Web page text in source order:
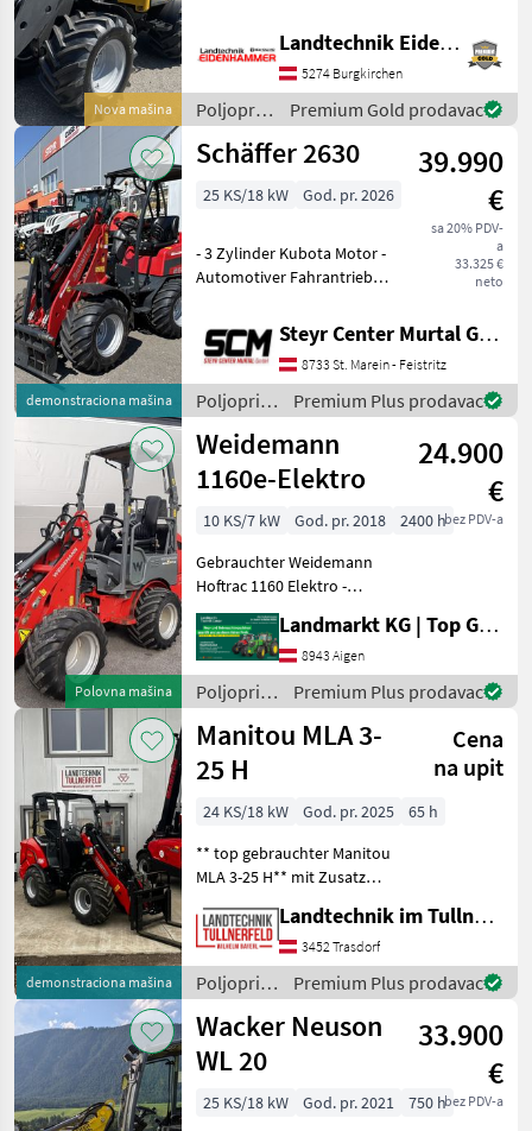
Nova mašina
Vollkabine mit Heizung und
Lüftung - 2-stufiger
Fahrantrieb -
Zusatzhydraulik über Joys
Landtechnik Eidenhammer GmbH
5274 Burgkirchen
Poljoprivredni
motorni
strojevi /
Premium Gold prodavac
demonstraciona mašina
Schäffer 2630
39.990
€
sa 20% PDV-
a
33.325 €
neto
25 KS/18 kW God. pr. 2026
- 3 Zylinder Kubota Motor -
Automotiver Fahrantrieb
KG - Euroaufnahme - hydr.
Förderleistung 37l/min -
200 Bar Arbeitsdruck - Fahr
Steyr Center Murtal GmbH
8733 St. Marein - Feistritz
Poljoprivredni
motorni
strojevi /
Schäffer
Premium Plus prodavac
Polovna mašina
Weidemann
1160e-Elektro
24.900
€
bez PDV-a
10 KS/7 kW God. pr. 2018
2400 h
Gebrauchter Weidemann
Hoftrac 1160 Elektro -
Vermittlermaschine -
Baujahr 2018 - 2250
Betriebsstunden - geringe
Akkuleistung - Klappdach -
Lenksäule verstell
Landmarkt KG | Top Gebrauchtmaschinen Zentrum
8943 Aigen
Poljoprivredni
motorni
strojevi /
Weidemann
Premium Plus prodavac
demonstraciona mašina
Manitou MLA 3-
25 H
Cena
na upit
24 KS/18 kW God. pr. 2025
65 h
** top gebrauchter Manitou
MLA 3-25 H** mit Zusatz
und Speedlimiter für
Kehrmaschinen-/Mäharbeiten.
+ Arbeitsscheinwerfer LED +
Arbeitss
Landtechnik im Tullnerfeld Wilhelm Bayerl GmbH
3452 Trasdorf
Poljoprivredni
motorni
strojevi /
Manitou
Premium Plus prodavac
Wacker Neuson
WL 20
33.900
€
bez PDV-a
25 KS/18 kW God. pr. 2021
750 h